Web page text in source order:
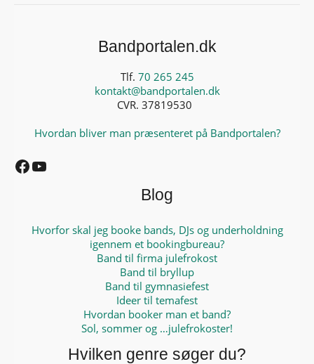
Bandportalen.dk
Tlf. 70 265 245
kontakt@bandportalen.dk
CVR. 37819530
Hvordan bliver man præsenteret på Bandportalen?
Facebook
Blog
Hvorfor skal jeg booke bands, DJs og underholdning
igennem et bookingbureau?
Band til firma julefrokost
Band til bryllup
Band til gymnasiefest
Ideer til temafest
Hvordan booker man et band?
Sol, sommer og …julefrokoster!
Hvilken genre søger du?